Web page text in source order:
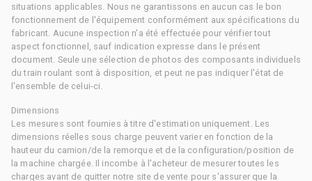
situations applicables. Nous ne garantissons en aucun cas le bon
fonctionnement de l'équipement conformément aux spécifications du
fabricant. Aucune inspection n'a été effectuée pour vérifier tout
aspect fonctionnel, sauf indication expresse dans le présent
document. Seule une sélection de photos des composants individuels
du train roulant sont à disposition, et peut ne pas indiquer l'état de
l'ensemble de celui-ci.
Dimensions
Les mesures sont fournies à titre d'estimation uniquement. Les
dimensions réelles sous charge peuvent varier en fonction de la
hauteur du camion/de la remorque et de la configuration/position de
la machine chargée. Il incombe à l'acheteur de mesurer toutes les
charges avant de quitter notre site de vente pour s'assurer que la